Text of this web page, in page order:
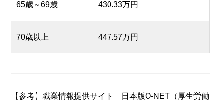
65歳～69歳 430.33万円
70歳以上 447.57万円
【参考】職業情報提供サイト 日本版O-NET（厚生労働